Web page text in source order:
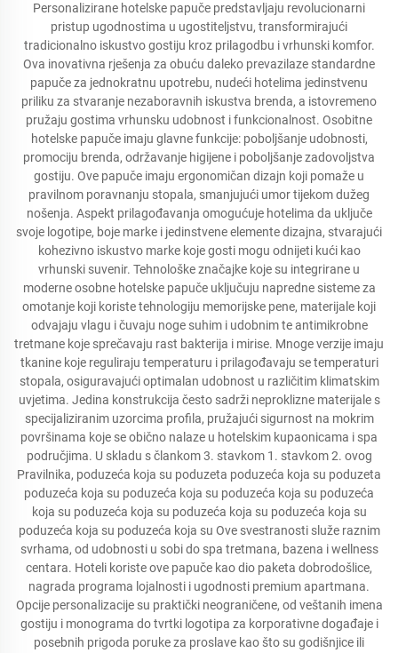
Personalizirane hotelske papuče predstavljaju revolucionarni
pristup ugodnostima u ugostiteljstvu, transformirajući
tradicionalno iskustvo gostiju kroz prilagodbu i vrhunski komfor.
Ova inovativna rješenja za obuću daleko prevazilaze standardne
papuče za jednokratnu upotrebu, nudeći hotelima jedinstvenu
priliku za stvaranje nezaboravnih iskustva brenda, a istovremeno
pružaju gostima vrhunsku udobnost i funkcionalnost. Osobitne
hotelske papuče imaju glavne funkcije: poboljšanje udobnosti,
promociju brenda, održavanje higijene i poboljšanje zadovoljstva
gostiju. Ove papuče imaju ergonomičan dizajn koji pomaže u
pravilnom poravnanju stopala, smanjujući umor tijekom dužeg
nošenja. Aspekt prilagođavanja omogućuje hotelima da uključe
svoje logotipe, boje marke i jedinstvene elemente dizajna, stvarajući
kohezivno iskustvo marke koje gosti mogu odnijeti kući kao
vrhunski suvenir. Tehnološke značajke koje su integrirane u
moderne osobne hotelske papuče uključuju napredne sisteme za
omotanje koji koriste tehnologiju memorijske pene, materijale koji
odvajaju vlagu i čuvaju noge suhim i udobnim te antimikrobne
tretmane koje sprečavaju rast bakterija i mirise. Mnoge verzije imaju
tkanine koje reguliraju temperaturu i prilagođavaju se temperaturi
stopala, osiguravajući optimalan udobnost u različitim klimatskim
uvjetima. Jedina konstrukcija često sadrži neproklizne materijale s
specijaliziranim uzorcima profila, pružajući sigurnost na mokrim
površinama koje se obično nalaze u hotelskim kupaonicama i spa
područjima. U skladu s člankom 3. stavkom 1. stavkom 2. ovog
Pravilnika, poduzeća koja su poduzeta poduzeća koja su poduzeta
poduzeća koja su poduzeća koja su poduzeća koja su poduzeća
koja su poduzeća koja su poduzeća koja su poduzeća koja su
poduzeća koja su poduzeća koja su Ove svestranosti služe raznim
svrhama, od udobnosti u sobi do spa tretmana, bazena i wellness
centara. Hoteli koriste ove papuče kao dio paketa dobrodošlice,
nagrada programa lojalnosti i ugodnosti premium apartmana.
Opcije personalizacije su praktički neograničene, od veštanih imena
gostiju i monograma do tvrtki logotipa za korporativne događaje i
posebnih prigoda poruke za proslave kao što su godišnjice ili